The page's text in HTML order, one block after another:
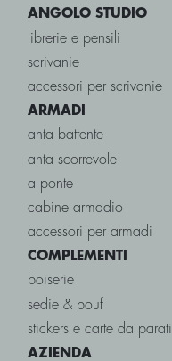
ANGOLO STUDIO
librerie e pensili
scrivanie
accessori per scrivanie
ARMADI
anta battente
anta scorrevole
a ponte
cabine armadio
accessori per armadi
COMPLEMENTI
boiserie
sedie & pouf
stickers e carte da parati
AZIENDA